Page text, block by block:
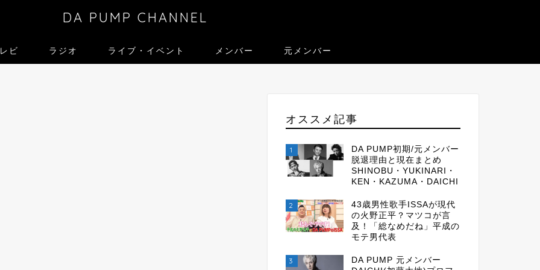
DA PUMP CHANNEL
ビ ラジオ ライブ・イベント メンバー 元メンバー
オススメ記事
1
DA PUMP初期/元メンバー
脱退理由と現在まとめ
SHINOBU・YUKINARI・
KEN・KAZUMA・DAICHI
2
43歳男性歌手ISSAが現代
の火野正平？マツコが言
及！「総なめだね」平成の
モテ男代表
3
DA PUMP 元メンバー